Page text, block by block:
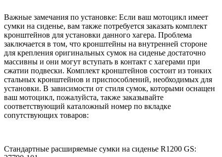
Важные замечания по установке: Если ваш мотоцикл имеет
сумки на сиденье, вам также потребуется заказать комплект
кронштейнов для установки данного хагера. Проблема
заключается в том, что кронштейны на внутренней стороне
для крепления оригинальных сумок на сиденье достаточно
массивны и они могут вступать в контакт с хагерами при
сжатии подвески. Комплект кронштейнов состоит из тонких
стальных кронштейнов и приспособлений, необходимых для
установки. В зависимости от стиля сумок, которыми оснащен
ваш мотоцикл, пожалуйста, также заказывайте
соответствующий каталожный номер по вкладке
сопутствующих товаров:
Стандартные расширяемые сумки на сиденье R1200 GS: